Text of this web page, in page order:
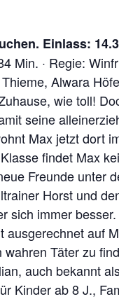
Einlass:
Min. · Regie:
Alwara
wie toll!
seine
Max jetzt dort
findet Max
Freunde unter
Horst und
sich immer
auf
Täter zu
auch bekannt
Kinder ab 8 J.,